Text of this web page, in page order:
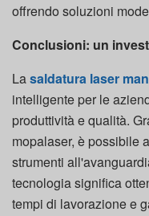
offrendo soluzioni
Conclusioni: un
Lasaldatura laser
intelligente per le
produttività e qualità.
mopalaser, è possibile
strumenti
tecnologia significa
tempi di lavorazione e